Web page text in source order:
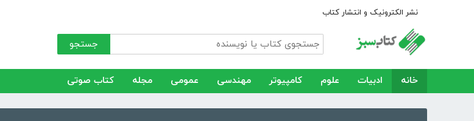
نشر الکترونیک و انتشار کتاب
جستجو
خانه ادبیات علوم کامپیوتر مهندسی عمومی مجله کتاب صوتی